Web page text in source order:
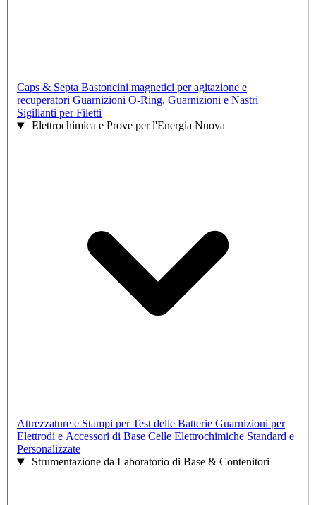
Caps & Septa Bastoncini magnetici per agitazione e
recuperatori Guarnizioni O-Ring, Guarnizioni e Nastri
Sigillanti per Filetti
Elettrochimica e Prove per l'Energia Nuova
Attrezzature e Stampi per Test delle Batterie Guarnizioni per
Elettrodi e Accessori di Base Celle Elettrochimiche Standard e
Personalizzate
Strumentazione da Laboratorio di Base & Contenitori